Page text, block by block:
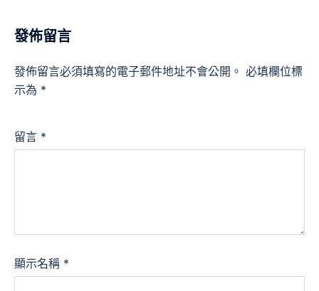
發佈留言
發佈留言必須填寫的電子郵件地址不會公開。 必填欄位標
示為 *
留言 *
顯示名稱 *